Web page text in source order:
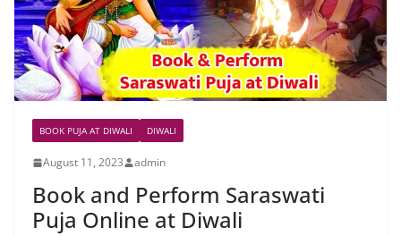
BOOK PUJA AT DIWALI DIWALI
August 11, 2023 admin
Book and Perform Saraswati
Puja Online at Diwali